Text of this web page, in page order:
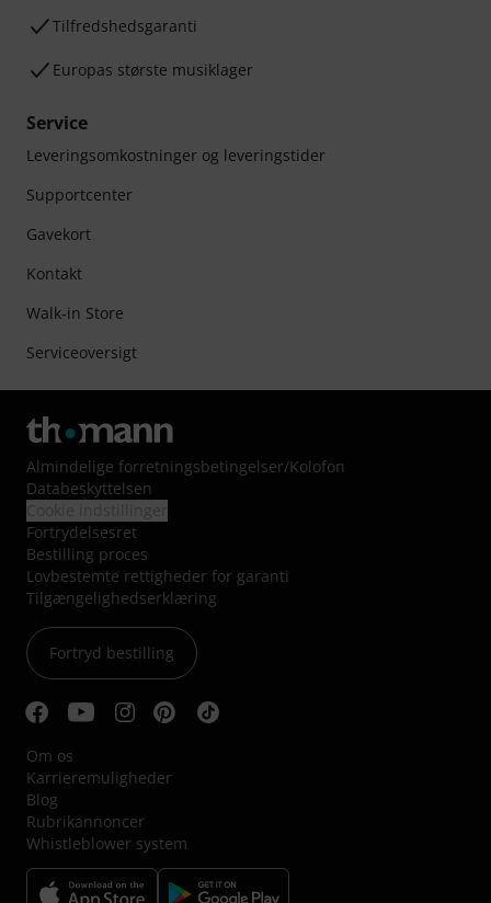
Tilfredshedsgaranti
Europas største musiklager
Service
Leveringsomkostninger og leveringstider
Supportcenter
Gavekort
Kontakt
Walk-in Store
Serviceoversigt
Almindelige forretningsbetingelser/Kolofon
Databeskyttelsen
Fortrydelsesret
Bestilling proces
Lovbestemte rettigheder for garanti
Tilgængelighedserklæring
Fortryd bestilling
Om os
Karrieremuligheder
Blog
Rubrikannoncer
Whistleblower system